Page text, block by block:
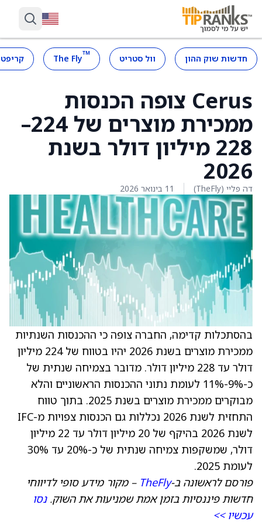
חדשות שוק ההון וול סטריט ™
The Fly
Cerus צופה הכנסות
ממכירת מוצרים של 224–
228 מיליון דולר בשנת
2026
דה פליי (TheFly) 11 בינואר 2026
בהסתכלות קדימה, החברה צופה כי ההכנסות השנתיות
ממכירת מוצרים בשנת 2026 יהיו בטווח של 224 מיליון
דולר עד 228 מיליון דולר. מדובר בצמיחה שנתית של
כ-9%-11% לעומת נתוני ההכנסות הראשוניים והלא
מבוקרים ממכירת מוצרים בשנת 2025. בתוך טווח
התחזית לשנת 2026 נכללות גם הכנסות צפויות מ-IFC
לשנת 2026 בהיקף של 20 מיליון דולר עד 22 מיליון
דולר, שמשקפות צמיחה שנתית של כ-20% עד 30%
לעומת 2025.
פורסם לראשונה ב-TheFly – מקור מידע סופי לדיווחי
חדשות פיננסיות בזמן אמת שמניעות את השוק.נסו
עכשיו >>